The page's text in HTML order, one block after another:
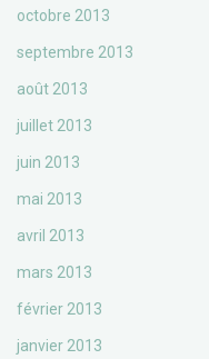
octobre 2013
septembre 2013
août 2013
juillet 2013
juin 2013
mai 2013
avril 2013
mars 2013
février 2013
janvier 2013